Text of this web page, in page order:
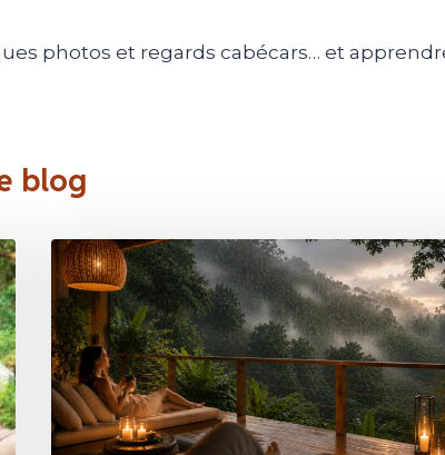
photos et regards cabécars… et
blog